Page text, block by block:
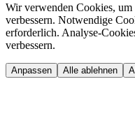
Wir verwenden Cookies, um
verbessern. Notwendige
erforderlich. Analyse-
verbessern.
Anpassen Alle ablehnen